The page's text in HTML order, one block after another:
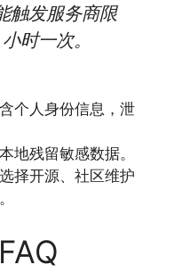
触发服务商限
时一次。
个人身份信息，泄
地残留敏感数据。
择开源、社区维护